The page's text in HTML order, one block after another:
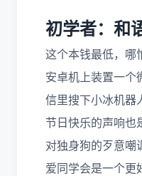
初学者：和
这个本钱最低，哪
安卓机上装置一个
信里搜下小冰机器
节日快乐的声响也
对独身狗的歹意嘲
爱同学会是一个更